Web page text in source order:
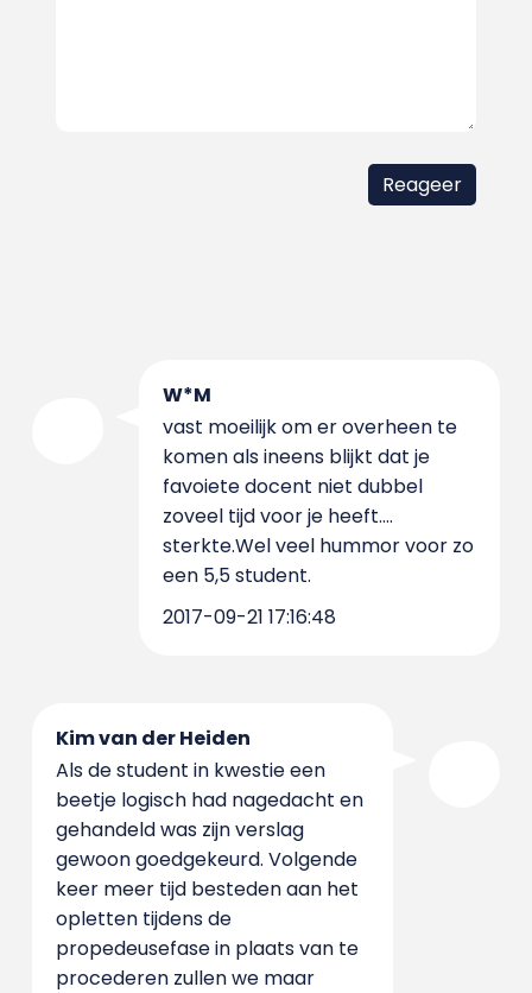
W*M
vast moeilijk om er overheen te
komen als ineens blijkt dat je
favoiete docent niet dubbel
zoveel tijd voor je heeft....
sterkte.Wel veel hummor voor zo
een 5,5 student.
2017-09-21 17:16:48
Kim van der Heiden
Als de student in kwestie een
beetje logisch had nagedacht en
gehandeld was zijn verslag
gewoon goedgekeurd. Volgende
keer meer tijd besteden aan het
opletten tijdens de
propedeusefase in plaats van te
procederen zullen we maar